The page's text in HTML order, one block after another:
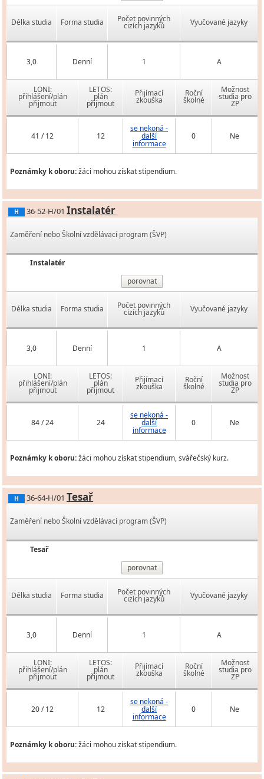
Délka studia Forma studia Počet povinných
cizích jazyků Vyučované jazyky
3,0 Denní 1 A
LONI:
přihlášení/plán
přijmout
LETOS:
plán
přijmout
Přijímací
zkouška
Roční
školné
Možnost
studia pro
ZP
41 / 12 12
se nekoná -
další
informace
0 Ne
Poznámky k oboru:žáci mohou získat stipendium.
H 36-52-H/01 Instalatér
Zaměření nebo Školní vzdělávací program (ŠVP)
Instalatér
porovnat
Délka studia Forma studia Počet povinných
cizích jazyků Vyučované jazyky
3,0 Denní 1 A
LONI:
přihlášení/plán
přijmout
LETOS:
plán
přijmout
Přijímací
zkouška
Roční
školné
Možnost
studia pro
ZP
84 / 24 24
se nekoná -
další
informace
0 Ne
Poznámky k oboru:žáci mohou získat stipendium, svářečský kurz.
H 36-64-H/01 Tesař
Zaměření nebo Školní vzdělávací program (ŠVP)
Tesař
porovnat
Délka studia Forma studia Počet povinných
cizích jazyků Vyučované jazyky
3,0 Denní 1 A
LONI:
přihlášení/plán
přijmout
LETOS:
plán
přijmout
Přijímací
zkouška
Roční
školné
Možnost
studia pro
ZP
20 / 12 12
se nekoná -
další
informace
0 Ne
Poznámky k oboru:žáci mohou získat stipendium.